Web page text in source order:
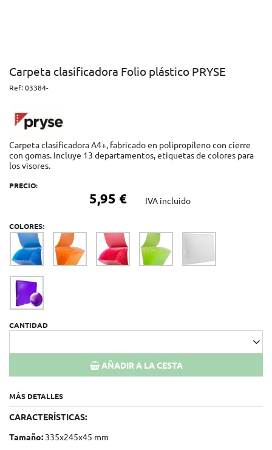
Carpeta clasificadora Folio plástico PRYSE
Ref:03384-
Carpeta clasificadora A4+, fabricado en polipropileno con cierre
con gomas. Incluye 13 departamentos, etiquetas de colores para
los visores.
PRECIO:
5,95 € IVA incluido
COLORES:
CANTIDAD
AÑADIR A LA CESTA
MÁS DETALLES
CARACTERÍSTICAS:
Tamaño: 335x245x45 mm